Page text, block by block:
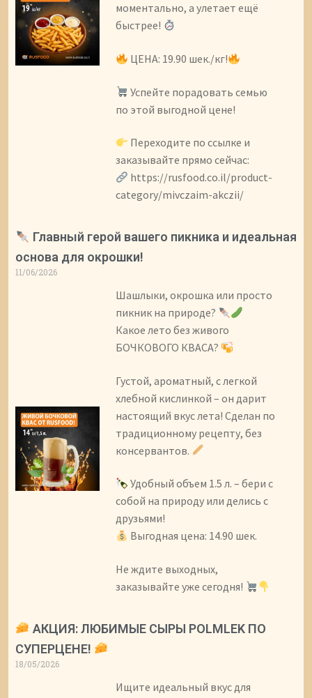
моментально, а улетает ещё
быстрее!
ЦЕНА: 19.90 шек./кг!
Успейте порадовать семью
по этой выгодной цене!
Переходите по ссылке и
заказывайте прямо сейчас:
https://rusfood.co.il/product-
category/mivczaim-akczii/
Главный герой вашего пикника и идеальная
основа для окрошки!
11/06/2026
Шашлыки, окрошка или просто
пикник на природе?
Какое лето без живого
БОЧКОВОГО КВАСА?
Густой, ароматный, с легкой
хлебной кислинкой – он дарит
настоящий вкус лета! Сделан по
традиционному рецепту, без
консервантов.
Удобный объем 1.5 л. – бери с
собой на природу или делись с
друзьями!
Выгодная цена: 14.90 шек.
Не ждите выходных,
заказывайте уже сегодня!
АКЦИЯ: ЛЮБИМЫЕ СЫРЫ POLMLEK ПО
СУПЕРЦЕНЕ!
18/05/2026
Ищите идеальный вкус для